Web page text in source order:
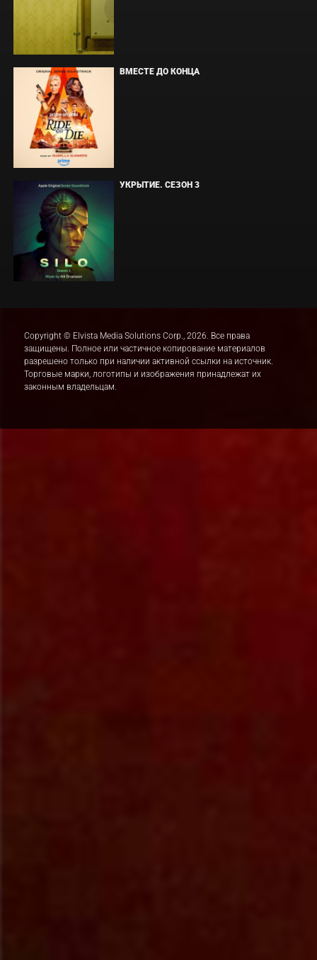
ВМЕСТЕ ДО КОНЦА
УКРЫТИЕ. СЕЗОН 3
Copyright © Elvista Media Solutions Corp., 2026. Все права
защищены. Полное или частичное копирование материалов
разрешено только при наличии активной ссылки на источник.
Торговые марки, логотипы и изображения принадлежат их
законным владельцам.